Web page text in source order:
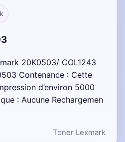
20K0503/ COL1243
Contenance : Cette
d’environ 5000
: Aucune Rechargemen
Toner Lexmark